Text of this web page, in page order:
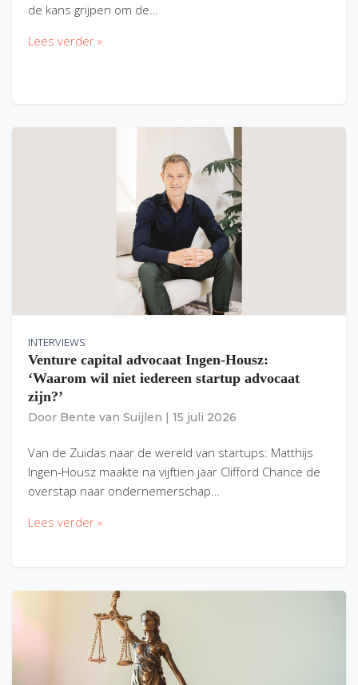
de kans grijpen om de…
Lees verder »
INTERVIEWS
Venture capital advocaat Ingen-Housz:
‘Waarom wil niet iedereen startup advocaat
zijn?’
Door Bente van Suijlen 15 juli 2026
Van de Zuidas naar de wereld van startups: Matthijs
Ingen-Housz maakte na vijftien jaar Clifford Chance de
overstap naar ondernemerschap…
Lees verder »